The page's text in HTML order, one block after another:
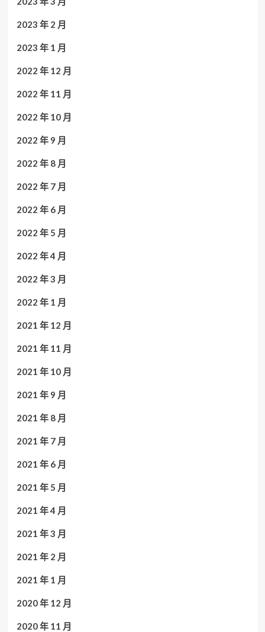
2023 年 2 月
2023 年 1 月
2022 年 12 月
2022 年 11 月
2022 年 10 月
2022 年 9 月
2022 年 8 月
2022 年 7 月
2022 年 6 月
2022 年 5 月
2022 年 4 月
2022 年 3 月
2022 年 1 月
2021 年 12 月
2021 年 11 月
2021 年 10 月
2021 年 9 月
2021 年 8 月
2021 年 7 月
2021 年 6 月
2021 年 5 月
2021 年 4 月
2021 年 3 月
2021 年 2 月
2021 年 1 月
2020 年 12 月
2020 年 11 月